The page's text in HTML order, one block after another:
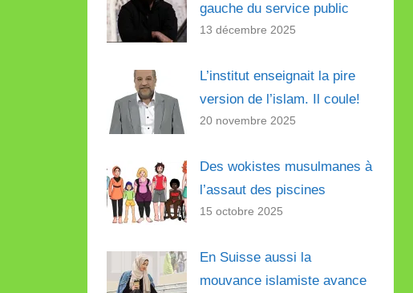
gauche du service public
13 décembre 2025
L’institut enseignait la pire
version de l’islam. Il coule!
20 novembre 2025
Des wokistes musulmanes à
l’assaut des piscines
15 octobre 2025
En Suisse aussi la
mouvance islamiste avance